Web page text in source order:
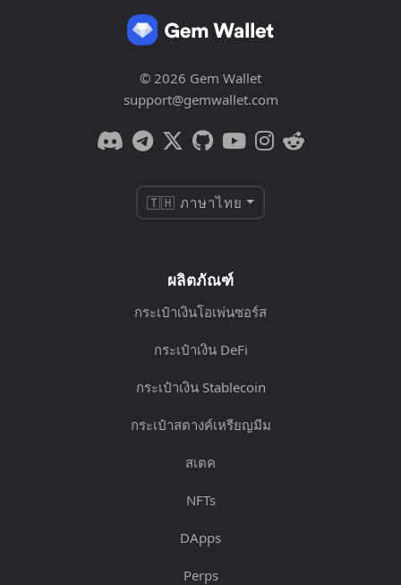
© 2026 Gem Wallet
support@gemwallet.com
🇹🇭 ภาษาไทย
ผลิตภัณฑ์
กระเป๋าเงินโอเพ่นซอร์ส
กระเป๋าเงิน DeFi
กระเป๋าเงิน Stablecoin
กระเป๋าสตางค์เหรียญมีม
สเตค
NFTs
DApps
Perps